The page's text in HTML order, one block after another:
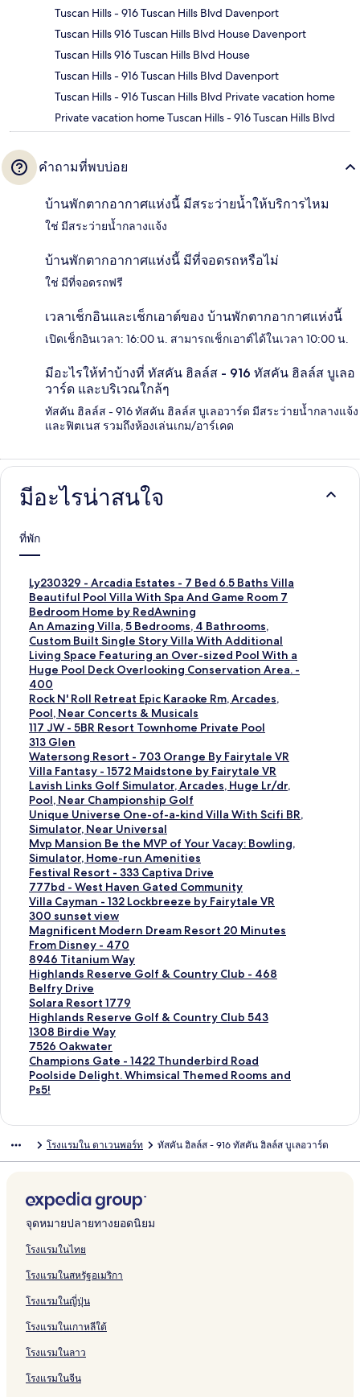
Tuscan Hills - 916 Tuscan Hills Blvd Davenport
Tuscan Hills 916 Tuscan Hills Blvd House Davenport
Tuscan Hills 916 Tuscan Hills Blvd House
Tuscan Hills - 916 Tuscan Hills Blvd Davenport
Tuscan Hills - 916 Tuscan Hills Blvd Private vacation home
Private vacation home Tuscan Hills - 916 Tuscan Hills Blvd
คำถามที่พบบ่อย
บ้านพักตากอากาศแห่งนี้ มีสระว่ายน้ำให้บริการไหม
ใช่ มีสระว่ายน้ำกลางแจ้ง
บ้านพักตากอากาศแห่งนี้ มีที่จอดรถหรือไม่
ใช่ มีที่จอดรถฟรี
เวลาเช็กอินและเช็กเอาต์ของ บ้านพักตากอากาศแห่งนี้
เปิดเช็กอินเวลา: 16:00 น. สามารถเช็กเอาต์ได้ในเวลา 10:00 น.
มีอะไรให้ทำบ้างที่ ทัสคัน ฮิลล์ส - 916 ทัสคัน ฮิลล์ส บูเลอ
วาร์ด และบริเวณใกล้ๆ
ทัสคัน ฮิลล์ส - 916 ทัสคัน ฮิลล์ส บูเลอวาร์ด มีสระว่ายน้ำกลางแจ้ง
และฟิตเนส รวมถึงห้องเล่นเกม/อาร์เคด
มีอะไรน่าสนใจ
ที่พัก
Ly230329 - Arcadia Estates - 7 Bed 6.5 Baths Villa
ลิ
ง
ก์
ม
า
ต
ร
ฐ
า
น
สำ
ห
รั
บ
L
y
2
3
0
3
2
9
-
A
r
c
a
d
i
a
E
s
t
a
t
e
e
.
5
B
a
h
V
i
l
l
Beautiful Pool Villa With Spa And Game Room 7
Bedroom Home by RedAwning
ลิ
ง
ก์
ม
า
ต
ร
ฐ
า
น
สำ
ห
รั
บ
B
e
a
u
t
i
f
u
l
P
o
o
l
V
i
l
l
a
W
i
t
A
G
a
m
e
o
m
7
B
e
r
An Amazing Villa, 5 Bedrooms, 4 Bathrooms,
Custom Built Single Story Villa With Additional
Living Space Featuring an Over-sized Pool With a
Huge Pool Deck Overlooking Conservation Area. -
400
ลิ
ง
ก์
ม
า
ต
ร
ฐ
า
น
สำ
ห
รั
บ
A
n
A
m
a
z
i
n
g
V
i
l
l
a
,
5
B
e
d
m
s
B
a
t
h
o
m
s
,
C
s
Rock N' Roll Retreat Epic Karaoke Rm, Arcades,
Pool, Near Concerts & Musicals
ลิ
ง
ก์
ม
า
ต
ร
ฐ
า
น
สำ
ห
รั
บ
R
o
c
k
N
'
R
o
l
l
R
e
t
r
p
K
a
r
a
k
R
m
,
A
c
117 JW - 5BR Resort Townhome Private Pool
ลิ
ง
ก์
ม
า
ต
ร
ฐ
า
น
สำ
ห
รั
บ
1
1
7
J
W
-
5
B
R
R
e
s
o
h
o
m
e
r
v
a
t
e
o
313 Glen
ลิ
ง
ก์
ม
า
ต
ร
ฐ
า
น
สำ
ห
รั
บ
3
1
3
G
l
e
n
Watersong Resort - 703 Orange By Fairytale VR
ลิ
ง
ก์
ม
า
ต
ร
ฐ
า
น
สำ
ห
รั
บ
W
a
t
e
r
s
o
n
g
R
t
0
3
O
r
n
e
B
y
F
i
Villa Fantasy - 1572 Maidstone by Fairytale VR
ลิ
ง
ก์
ม
า
ต
ร
ฐ
า
น
สำ
ห
รั
บ
V
i
l
l
a
F
a
n
t
1
2
M
a
i
s
o
n
e
b
F
Lavish Links Golf Simulator, Arcades, Huge Lr/dr,
Pool, Near Championship Golf
ลิ
ง
ก์
ม
า
ต
ร
ฐ
า
น
สำ
ห
รั
บ
L
a
v
i
s
h
L
i
G
o
S
i
m
u
a
o
r
,
A
c
Unique Universe One-of-a-kind Villa With Scifi BR,
Simulator, Near Universal
ลิ
ง
ก์
ม
า
ต
ร
ฐ
า
น
สำ
ห
รั
บ
U
n
i
q
u
e
e
e
O
n
e
o
-
a
-
k
n
Mvp Mansion Be the MVP of Your Vacay: Bowling,
Simulator, Home-run Amenities
ลิ
ง
ก์
ม
า
ต
ร
ฐ
า
น
สำ
ห
รั
บ
M
v
p
M
o
e
t
h
e
V
o
f
Y
o
r
Festival Resort - 333 Captiva Drive
ลิ
ง
ก์
ม
า
ต
ร
ฐ
า
น
สำ
ห
รั
บ
F
e
a
e
s
o
r
-
3
3
C
a
t
777bd - West Haven Gated Community
ลิ
ง
ก์
ม
า
ต
ร
ฐ
า
น
สำ
ห
รั
บ
7
-
s
t
H
a
e
G
a
t
e
C
Villa Cayman - 132 Lockbreeze by Fairytale VR
ลิ
ง
ก์
ม
า
ต
ร
ฐ
า
น
สำ
ห
รั
บ
a
y
m
a
n
1
2
L
o
c
b
300 sunset view
ลิ
ง
ก์
ม
า
ต
ร
ฐ
า
น
สำ
ห
รั
s
s
e
t
v
e
Magnificent Modern Dream Resort 20 Minutes
From Disney - 470
ลิ
ง
ก์
ม
า
ต
ร
ฐ
า
น
สำ
ห
g
f
i
c
e
t
o
d
e
r
D
8946 Titanium Way
ลิ
ง
ก์
ม
า
ต
ร
ฐ
า
น
8
6
T
i
t
n
u
m
W
a
Highlands Reserve Golf & Country Club - 468
Belfry Drive
ลิ
ง
ก์
ม
า
ต
ร
ฐ
า
บ
g
h
l
a
d
R
e
s
e
v
Solara Resort 1779
ลิ
ง
ก์
ม
า
ต
ร
สำ
ห
S
o
l
a
a
e
s
o
r
1
Highlands Reserve Golf & Country Club 543
ลิ
ง
ก์
ม
า
ต
สำ
บ
H
i
g
l
n
d
s
R
s
1308 Birdie Way
ลิ
ง
ก์
ม
า
น
รั
บ
1
3
8
i
r
d
i
W
7526 Oakwater
ลิ
ง
ก์
ม
า
ห
รั
บ
7
2
O
a
k
w
t
Champions Gate - 1422 Thunderbird Road
ลิ
ง
ก์
ฐ
สำ
ห
รั
บ
h
m
p
i
o
s
Poolside Delight. Whimsical Themed Rooms and
Ps5!
ลิ
ง
ร
น
สำ
ห
รั
P
o
l
s
i
e
โรงแรมใน ดาเวนพอร์ท ทัสคัน ฮิลล์ส - 916 ทัสคัน ฮิลล์ส บูเลอวาร์ด
จุดหมายปลายทางยอดนิยม
โรงแรมในไทย
โรงแรมในสหรัฐอเมริกา
โรงแรมในญี่ปุ่น
โรงแรมในเกาหลีใต้
โรงแรมในลาว
โรงแรมในจีน